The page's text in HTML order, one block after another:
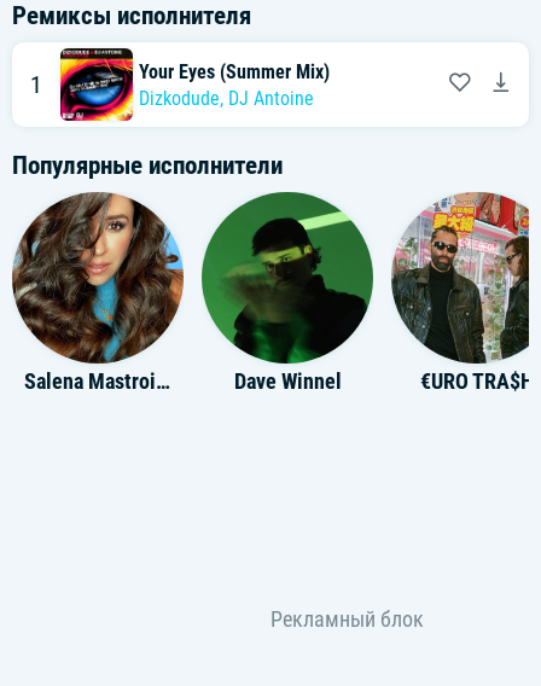
Ремиксы исполнителя
1
Your Eyes (Summer Mix)
Dizkodude, DJ Antoine
Популярные исполнители
Salena Mastroianni Dave Winnel €URO TRA$H